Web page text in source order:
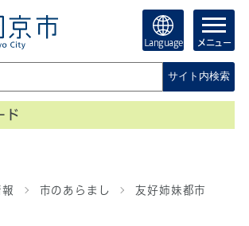
Language メニュー
サイト内検索
ド
市のあらまし 友好姉妹都市